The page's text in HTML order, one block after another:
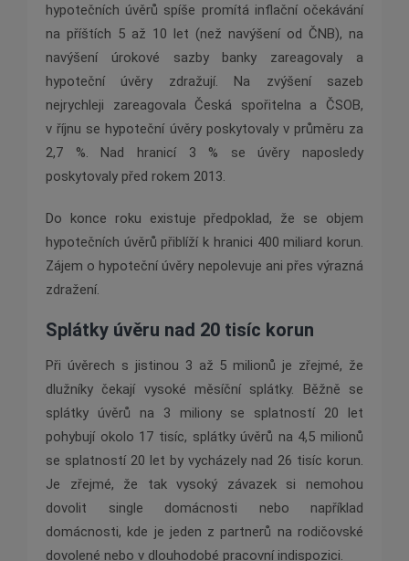
hypotečních úvěrů spíše promítá inflační očekávání
na příštích 5 až 10 let (než navýšení od ČNB), na
navýšení úrokové sazby banky zareagovaly a
hypoteční úvěry zdražují. Na zvýšení sazeb
nejrychleji zareagovala Česká spořitelna a ČSOB,
v říjnu se hypoteční úvěry poskytovaly v průměru za
2,7 %. Nad hranicí 3 % se úvěry naposledy
poskytovaly před rokem 2013.
Do konce roku existuje předpoklad, že se objem
hypotečních úvěrů přiblíží k hranici 400 miliard korun.
Zájem o hypoteční úvěry nepolevuje ani přes výrazná
zdražení.
Splátky úvěru nad 20 tisíc korun
Při úvěrech s jistinou 3 až 5 milionů je zřejmé, že
dlužníky čekají vysoké měsíční splátky. Běžně se
splátky úvěrů na 3 miliony se splatností 20 let
pohybují okolo 17 tisíc, splátky úvěrů na 4,5 milionů
se splatností 20 let by vycházely nad 26 tisíc korun.
Je zřejmé, že tak vysoký závazek si nemohou
dovolit single domácnosti nebo například
domácnosti, kde je jeden z partnerů na rodičovské
dovolené nebo v dlouhodobé pracovní indispozici.